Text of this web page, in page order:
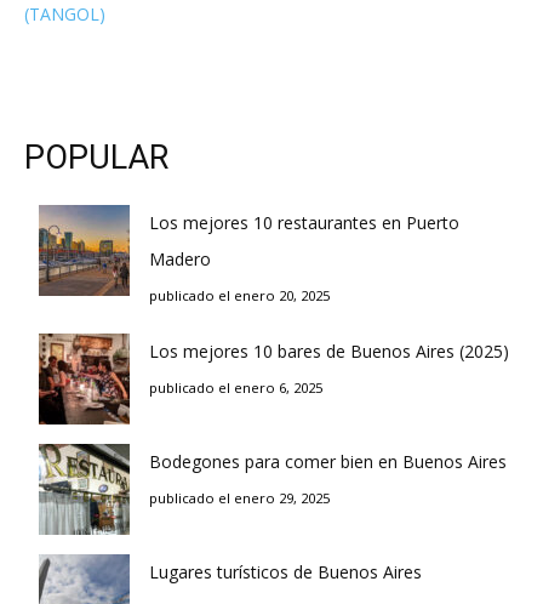
(TANGOL)
POPULAR
Los mejores 10 restaurantes en Puerto
Madero
publicado el enero 20, 2025
Los mejores 10 bares de Buenos Aires (2025)
publicado el enero 6, 2025
Bodegones para comer bien en Buenos Aires
publicado el enero 29, 2025
Lugares turísticos de Buenos Aires